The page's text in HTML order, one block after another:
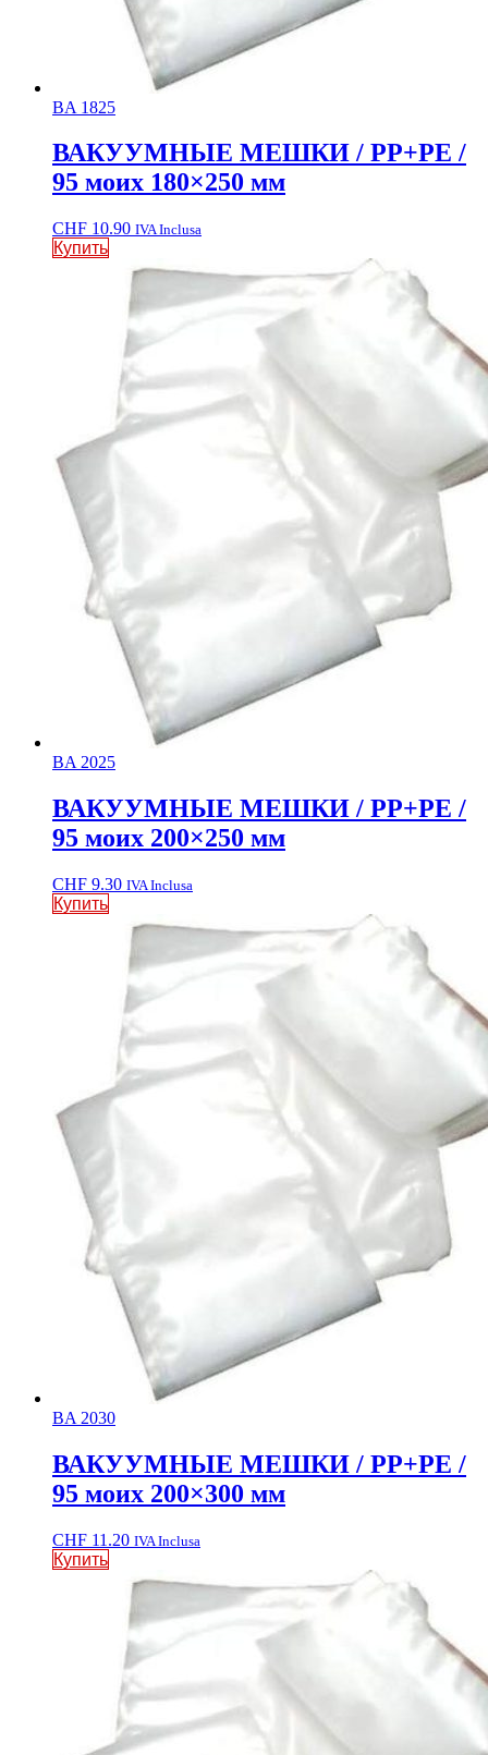
BA 1825
ВАКУУМНЫЕ МЕШКИ / PP+PE /
95 моих 180×250 мм
CHF 10.90 IVA Inclusa
Купить
BA 2025
ВАКУУМНЫЕ МЕШКИ / PP+PE /
95 моих 200×250 мм
CHF 9.30 IVA Inclusa
Купить
BA 2030
ВАКУУМНЫЕ МЕШКИ / PP+PE /
95 моих 200×300 мм
CHF 11.20 IVA Inclusa
Купить